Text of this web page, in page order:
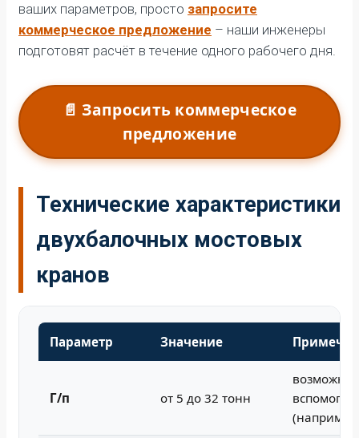
ваших параметров, просто запросите
коммерческое предложение – наши инженеры
подготовят расчёт в течение одного рабочего дня.
📄 Запросить коммерческое
предложение
Технические характеристики
двухбалочных мостовых
кранов
Параметр Значение
Г/п от 5 до 32 тонн
возможна